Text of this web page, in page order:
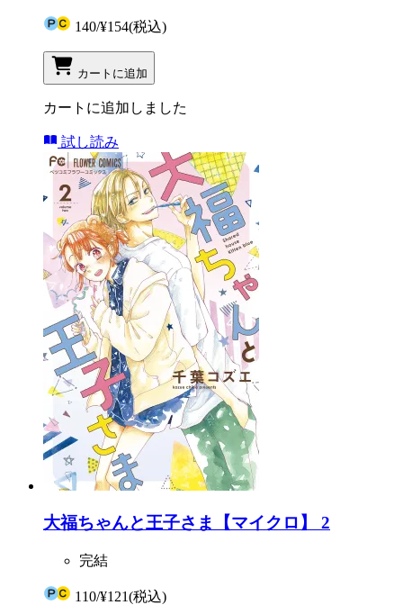
140/¥154(税込)
カートに追加
カートに追加しました
試し読み
大福ちゃんと王子さま【マイクロ】 2
完結
110/¥121(税込)